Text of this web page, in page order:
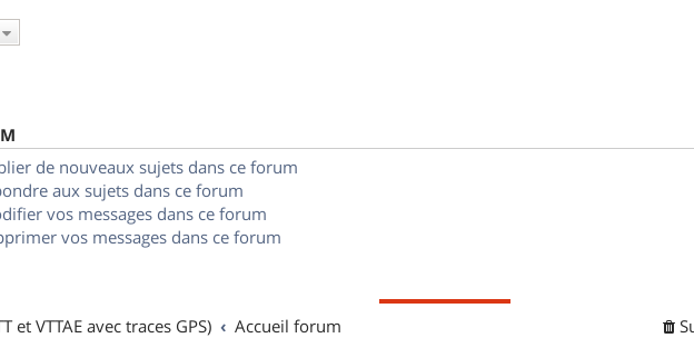
e
de nouveaux sujets dans ce forum
aux sujets dans ce forum
vos messages dans ce forum
vos messages dans ce forum
et VTTAE avec traces GPS) Accueil forum